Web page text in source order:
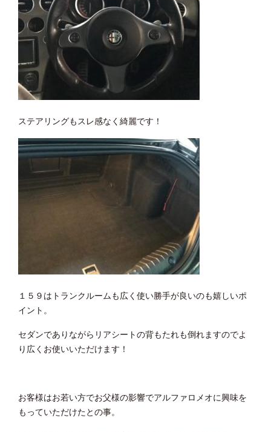
ステアリングもスレ感なく綺麗です！
１５９はトランクルームも広く使い勝手が良いのも嬉しいポ
イント。
セダンでありながらリアシートの背もたれも倒れますのでよ
り広くお使いいただけます！
お客様はお若い方でお父様の影響でアルファロメオに興味を
もっていただけたとの事。